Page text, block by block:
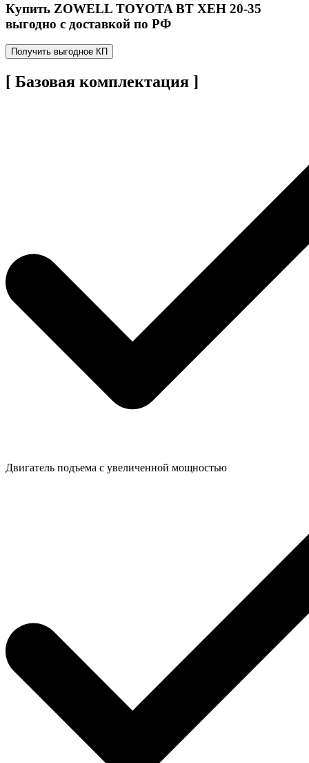
Купить ZOWELL TOYOTA BT XEH 20-35
выгодно с доставкой по РФ
Получить выгодное КП
[ Базовая комплектация ]
Двигатель подъема с увеличенной мощностью